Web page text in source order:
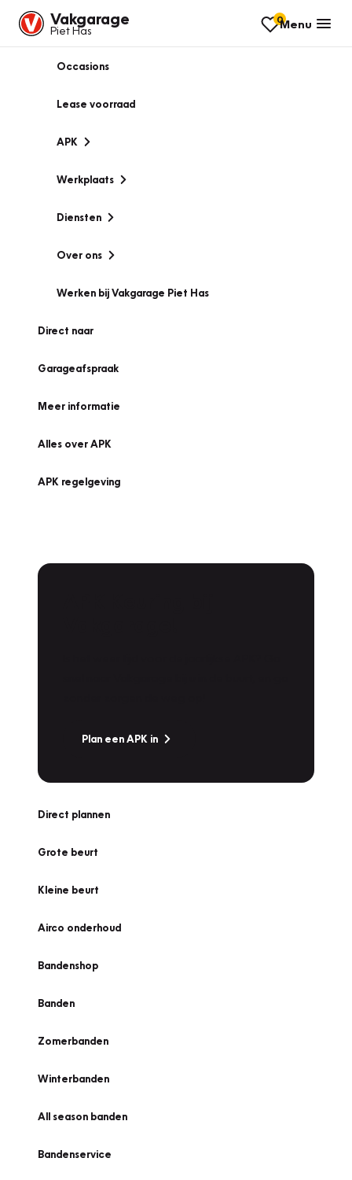
Vakgarage
Piet Has
0Menu
Occasions
Lease voorraad
APK
Werkplaats
Diensten
Over ons
Werken bij Vakgarage Piet Has
Direct naar
Garageafspraak
Meer informatie
Alles over APK
APK regelgeving
Plan een APK in
Direct plannen
Grote beurt
Kleine beurt
Airco onderhoud
Bandenshop
Banden
Zomerbanden
Winterbanden
All season banden
Bandenservice